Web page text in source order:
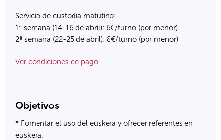
Servicio de custodia matutino:
1ª semana (14-16 de abril): 6€/turno (por menor)
2ª semana (22-25 de abril): 8€/turno (por menor)
Ver condiciones de pago
Objetivos
* Fomentar el uso del euskera y ofrecer referentes en
euskera.